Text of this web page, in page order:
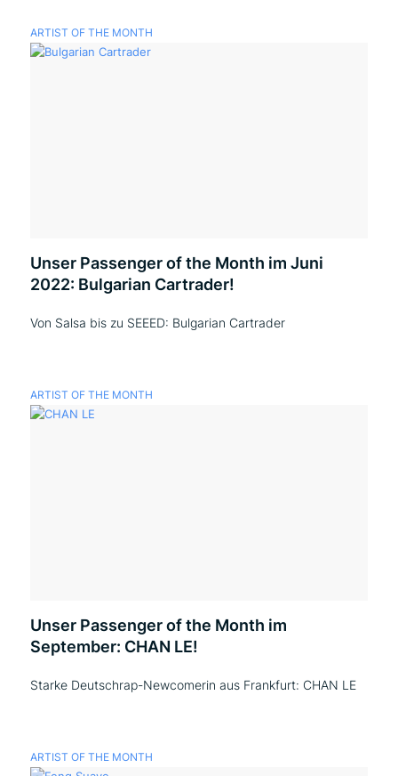
ARTIST OF THE MONTH
Unser Passenger of the Month im Juni
2022: Bulgarian Cartrader!
Von Salsa bis zu SEEED: Bulgarian Cartrader
ARTIST OF THE MONTH
Unser Passenger of the Month im
September: CHAN LE!
Starke Deutschrap-Newcomerin aus Frankfurt: CHAN LE
ARTIST OF THE MONTH